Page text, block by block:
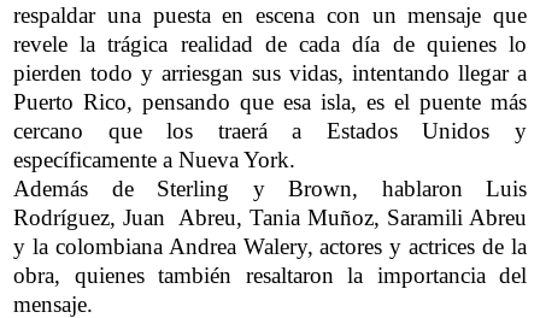
respaldar una puesta en escena con un mensaje que
revele la trágica realidad de cada día de quienes lo
pierden todo y arriesgan sus vidas, intentando llegar a
Puerto Rico, pensando que esa isla, es el puente más
cercano que los traerá a Estados Unidos y
específicamente a Nueva York.
Además de Sterling y Brown, hablaron Luis
Rodríguez, Juan Abreu, Tania Muñoz, Saramili Abreu
y la colombiana Andrea Walery, actores y actrices de la
obra, quienes también resaltaron la importancia del
mensaje.